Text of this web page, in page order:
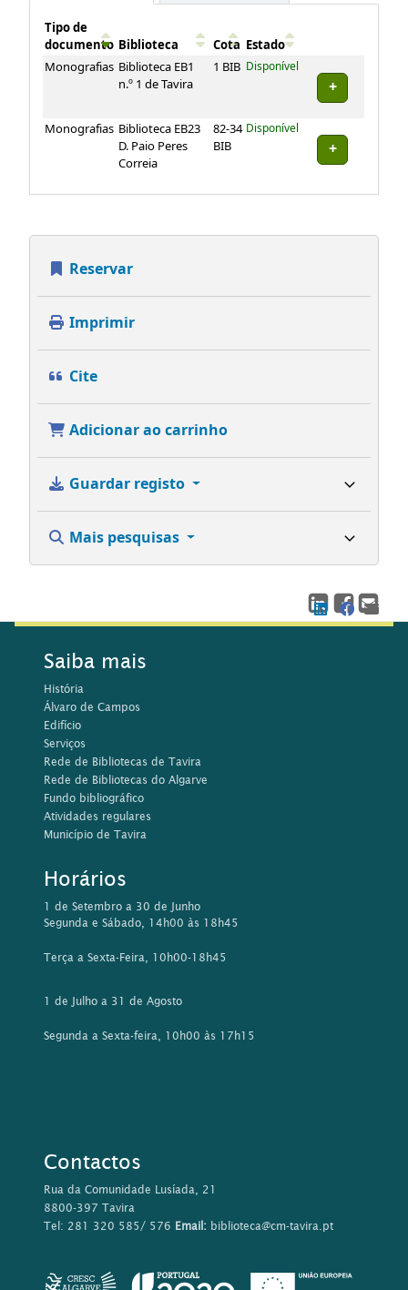
Exemplares
Tipo de
documento Biblioteca Cota Estado
Monografias Biblioteca EB1
n.º 1 de Tavira
1 BIB Disponível
Monografias Biblioteca EB23
D. Paio Peres
Correia
82-34
BIB
Disponível
Reservar
Imprimir
Cite
Adicionar ao carrinho
Guardar registo
Mais pesquisas
Saiba mais
História
Álvaro de Campos
Edifício
Serviços
Rede de Bibliotecas de Tavira
Rede de Bibliotecas do Algarve
Fundo bibliográfico
Atividades regulares
Município de Tavira
Horários
1 de Setembro a 30 de Junho
Segunda e Sábado, 14h00 às 18h45
Terça a Sexta-Feira, 10h00-18h45
1 de Julho a 31 de Agosto
Segunda a Sexta-feira, 10h00 às 17h15
Contactos
Rua da Comunidade Lusíada, 21
8800-397 Tavira
Tel: 281 320 585/ 576 Email: biblioteca@cm-tavira.pt